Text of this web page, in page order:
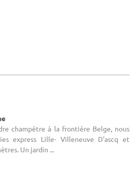
champêtre à la frontière Belge, nous
express Lille- Villeneuve D'ascq et
Un jardin ...